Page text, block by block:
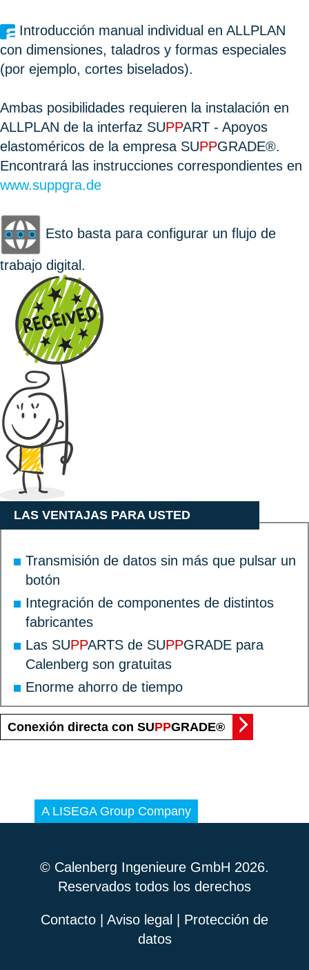
Introducción manual individual en ALLPLAN
con dimensiones, taladros y formas especiales
(por ejemplo, cortes biselados).
Ambas posibilidades requieren la instalación en
ALLPLAN de la interfaz SUPPART - Apoyos
elastoméricos de la empresa SUPPGRADE®.
Encontrará las instrucciones correspondientes en
www.suppgra.de
Esto basta para configurar un flujo de
trabajo digital.
LAS VENTAJAS PARA USTED
Transmisión de datos sin más que pulsar un
botón
Integración de componentes de distintos
fabricantes
Las SUPPARTS de SUPPGRADE para
Calenberg son gratuitas
Enorme ahorro de tiempo
Conexión directa con SUPPGRADE®
© Calenberg Ingenieure GmbH 2026.
Reservados todos los derechos
Contacto Aviso legal
Protección de
datos